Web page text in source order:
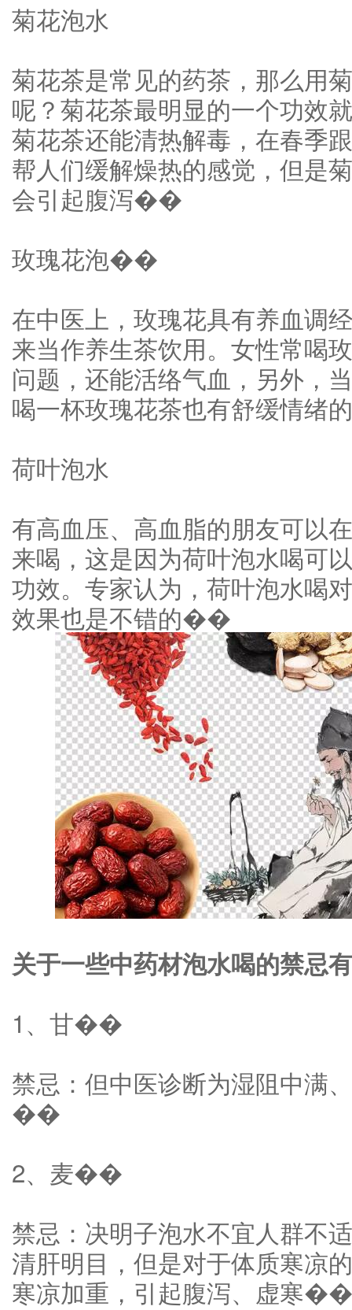
菊花泡水
菊花茶是常见的药茶，那么用
呢？菊花茶最明显的一个功效
菊花茶还能清热解毒，在春季
帮人们缓解燥热的感觉，但是
会引起腹泻��
玫瑰花泡��
在中医上，玫瑰花具有养血调
来当作养生茶饮用。女性常喝
问题，还能活络气血，另外，
喝一杯玫瑰花茶也有舒缓情
荷叶泡水
有高血压、高血脂的朋友可以
来喝，这是因为荷叶泡水喝可
功效。专家认为，荷叶泡水喝
效果也是不错的��
关于一些中药材泡水喝的禁忌
1、甘��
禁忌：但中医诊断为湿阻中满
��
2、麦��
禁忌：决明子泡水不宜人群不
清肝明目，但是对于体质寒凉
寒凉加重，引起腹泻、虚寒��